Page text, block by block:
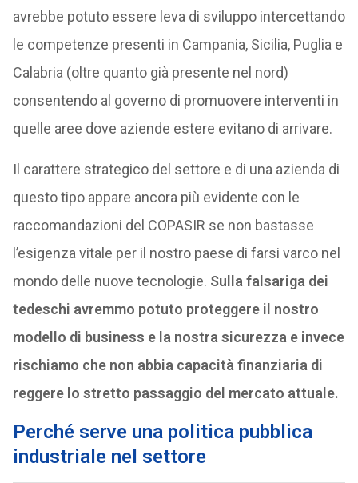
avrebbe potuto essere leva di sviluppo intercettando
le competenze presenti in Campania, Sicilia, Puglia e
Calabria (oltre quanto già presente nel nord)
consentendo al governo di promuovere interventi in
quelle aree dove aziende estere evitano di arrivare.
Il carattere strategico del settore e di una azienda di
questo tipo appare ancora più evidente con le
raccomandazioni del COPASIR se non bastasse
l’esigenza vitale per il nostro paese di farsi varco nel
mondo delle nuove tecnologie. Sulla falsariga dei
tedeschi avremmo potuto proteggere il nostro
modello di business e la nostra sicurezza e invece
rischiamo che non abbia capacità finanziaria di
reggere lo stretto passaggio del mercato attuale.
Perché serve una politica pubblica
industriale nel settore